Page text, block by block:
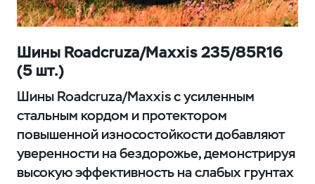
Шины Roadcruza/Maxxis 235/85R16
(5 шт.)
Шины Roadcruza/Maxxis с усиленным
стальным кордом и протектором
повышенной износостойкости добавляют
уверенности на бездорожье, демонстрируя
высокую эффективность на слабых грунтах